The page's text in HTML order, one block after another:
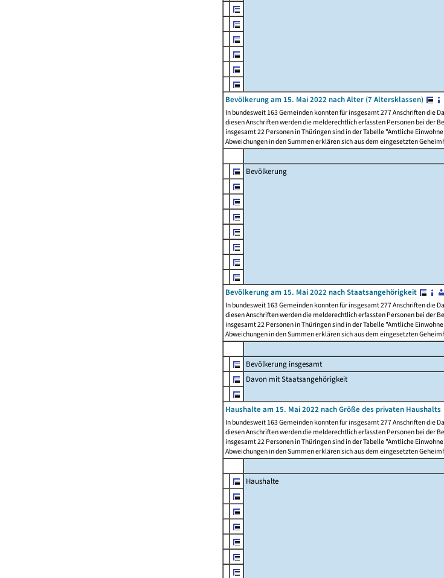
Bevölkerung am 15. Mai 2022 nach Alter (7 Altersklassen)
In bundesweit 163 Gemeinden konnten für insgesamt 277 Anschriften die
diesen Anschriften werden die melderechtlich erfassten Personen bei der
insgesamt 22 Personen in Thüringen sind in der Tabelle "Amtliche
Abweichungen in den Summen erklären sich aus dem eingesetzten
Bevölkerung
Bevölkerung am 15. Mai 2022 nach Staatsangehörigkeit
In bundesweit 163 Gemeinden konnten für insgesamt 277 Anschriften die
diesen Anschriften werden die melderechtlich erfassten Personen bei der
insgesamt 22 Personen in Thüringen sind in der Tabelle "Amtliche
Abweichungen in den Summen erklären sich aus dem eingesetzten
Bevölkerung insgesamt
Davon mit Staatsangehörigkeit
Haushalte am 15. Mai 2022 nach Größe des privaten Haushalts
In bundesweit 163 Gemeinden konnten für insgesamt 277 Anschriften die
diesen Anschriften werden die melderechtlich erfassten Personen bei der
insgesamt 22 Personen in Thüringen sind in der Tabelle "Amtliche
Abweichungen in den Summen erklären sich aus dem eingesetzten
Haushalte